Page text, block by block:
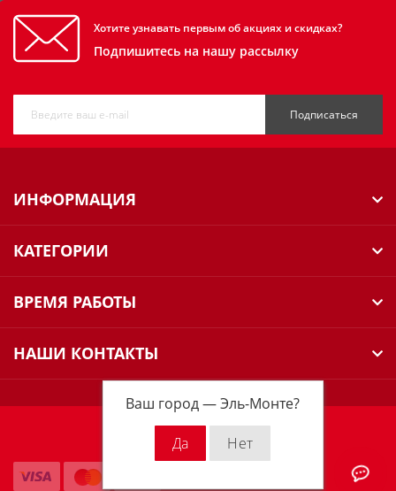
Ваш город —Эль-Монте?
Хотите узнавать первым об акциях и скидках?
Подпишитесь на нашу рассылку
Подписаться
ИНФОРМАЦИЯ
КАТЕГОРИИ
ВРЕМЯ РАБОТЫ
НАШИ КОНТАКТЫ
Milwaukee Russia © 2026